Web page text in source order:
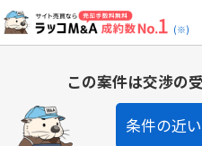
(※)
この案件は交渉の
条件の近